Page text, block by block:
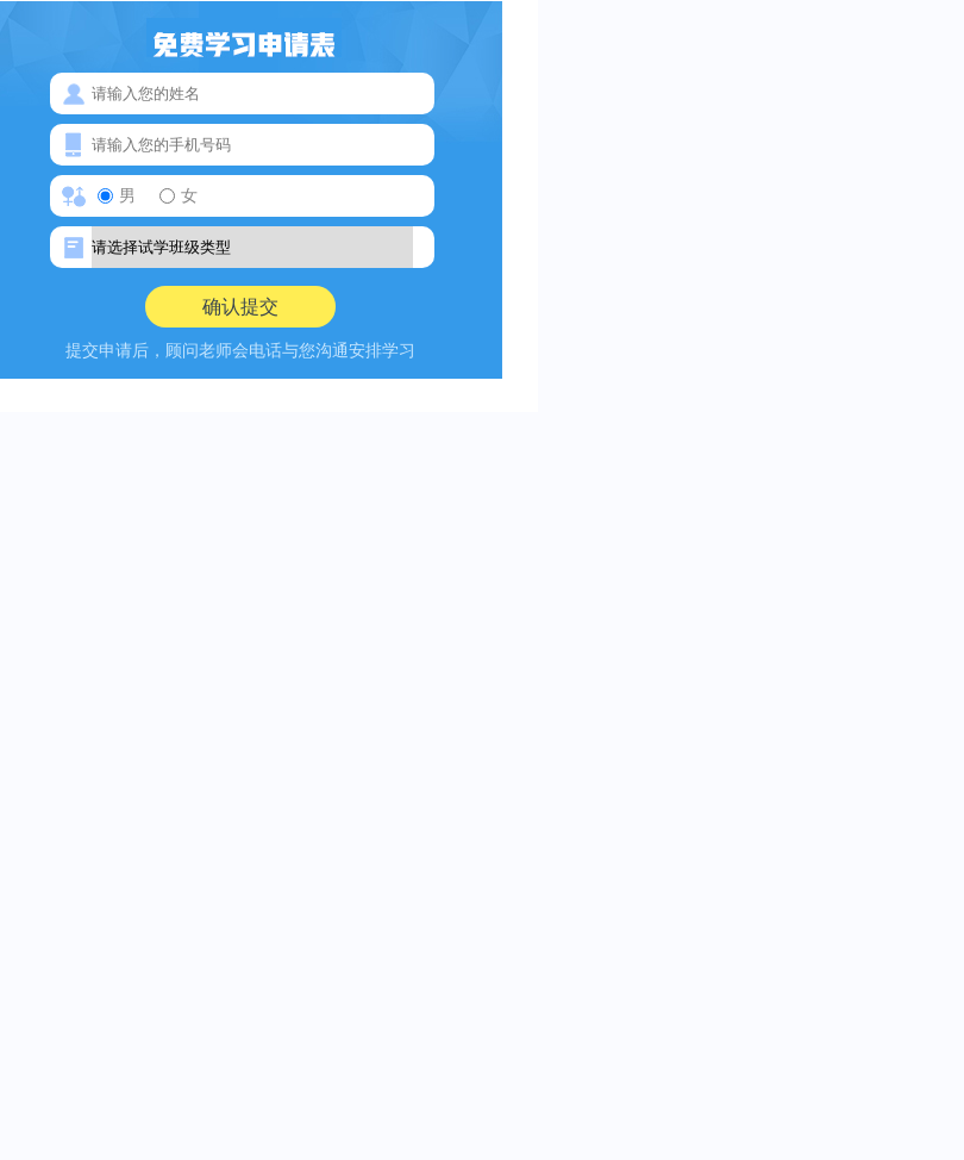
男 女
提交申请后，顾问老师会电话与您沟通安排学习